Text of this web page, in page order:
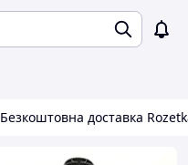
Безкоштовна доставка